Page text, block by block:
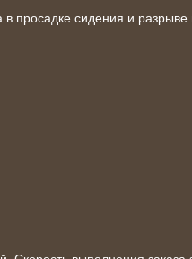
в просадке сидения и разрыве